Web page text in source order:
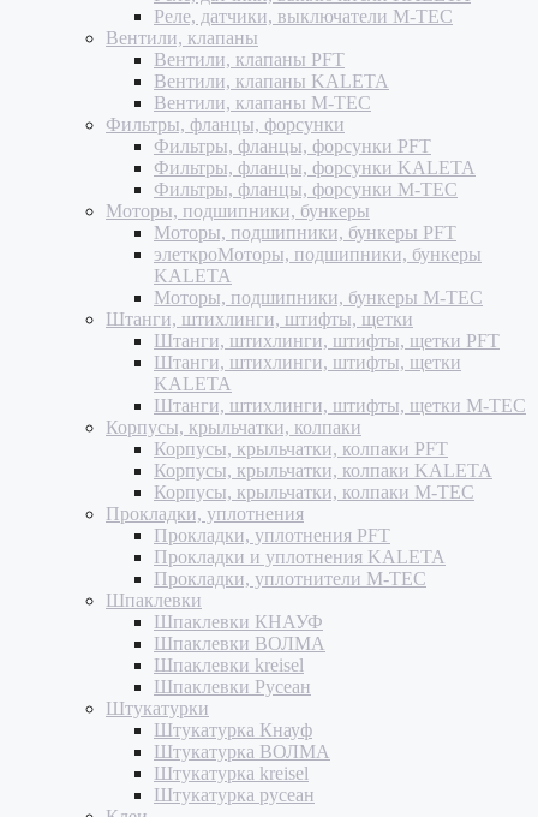
Реле, датчики, выключатели M-TEC
Вентили, клапаны
Вентили, клапаны PFT
Вентили, клапаны KALETA
Вентили, клапаны M-TEC
Фильтры, фланцы, форсунки
Фильтры, фланцы, форсунки PFT
Фильтры, фланцы, форсунки KALETA
Фильтры, фланцы, форсунки M-TEC
Моторы, подшипники, бункеры
Моторы, подшипники, бункеры PFT
элеткроМоторы, подшипники, бункеры
KALETA
Моторы, подшипники, бункеры M-TEC
Штанги, штихлинги, штифты, щетки
Штанги, штихлинги, штифты, щетки PFT
Штанги, штихлинги, штифты, щетки
KALETA
Штанги, штихлинги, штифты, щетки M-TEC
Корпусы, крыльчатки, колпаки
Корпусы, крыльчатки, колпаки PFT
Корпусы, крыльчатки, колпаки KALETA
Корпусы, крыльчатки, колпаки M-TEC
Прокладки, уплотнения
Прокладки, уплотнения PFT
Прокладки и уплотнения KALETA
Прокладки, уплотнители M-TEC
Шпаклевки
Шпаклевки КНАУФ
Шпаклевки ВОЛМА
Шпаклевки kreisel
Шпаклевки Русеан
Штукатурки
Штукатурка Кнауф
Штукатурка ВОЛМА
Штукатурка kreisel
Штукатурка русеан